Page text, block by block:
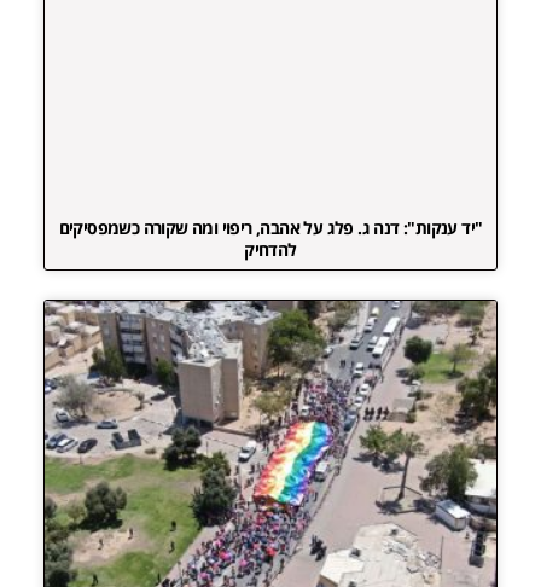
"יד ענקות": דנה ג. פלג על אהבה, ריפוי ומה שקורה כשמפסיקים
להדחיק